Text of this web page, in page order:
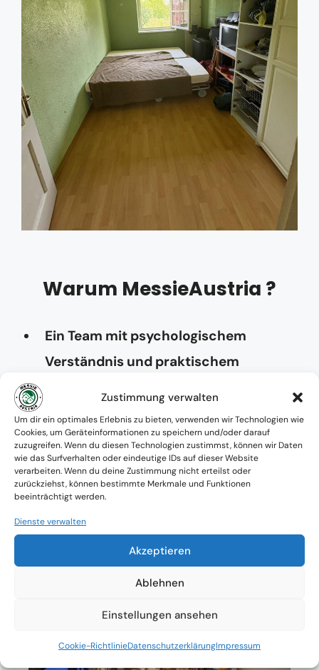
Zustimmung verwalten
Um dir ein optimales Erlebnis zu bieten, verwenden wir Technologien wie
Cookies, um Geräteinformationen zu speichern und/oder darauf
zuzugreifen. Wenn du diesen Technologien zustimmst, können wir Daten
wie das Surfverhalten oder eindeutige IDs auf dieser Website
verarbeiten. Wenn du deine Zustimmung nicht erteilst oder
zurückziehst, können bestimmte Merkmale und Funktionen
beeinträchtigt werden.
Dienste verwalten
Akzeptieren
Ablehnen
Einstellungen ansehen
Cookie-RichtlinieDatenschutzerklärungImpressum
Warum MessieAustria ?
Ein Team mit psychologischem
Verständnis und praktischem
Verfügbarkeit: Österreichweit
Absolute Diskretion & keine
Zusammenarbeit mit Ämtern ohne
Einverständnis